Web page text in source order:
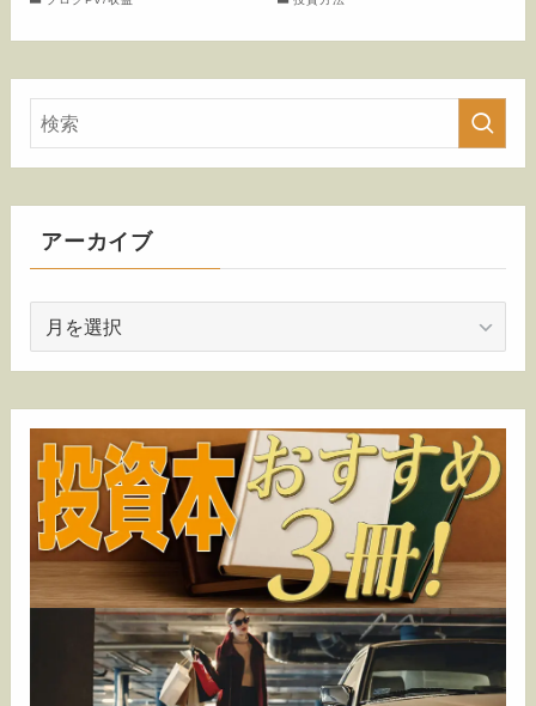
アーカイブ
カ
イ
ブ